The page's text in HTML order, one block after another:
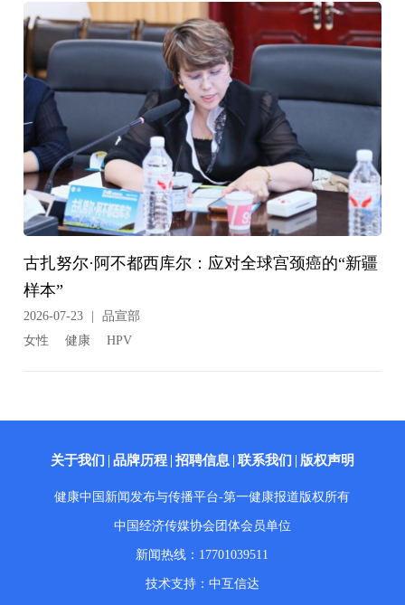
古扎努尔·阿不都西库尔：应对全球宫颈癌的“新疆
样本”
2026-07-23
品宣部
女性
健康 HPV
关于我们 品牌历程 招聘信息 联系我们 版权声明
健康中国新闻发布与传播平台-第一健康报道版权所有
中国经济传媒协会团体会员单位
新闻热线：17701039511
技术支持：中互信达